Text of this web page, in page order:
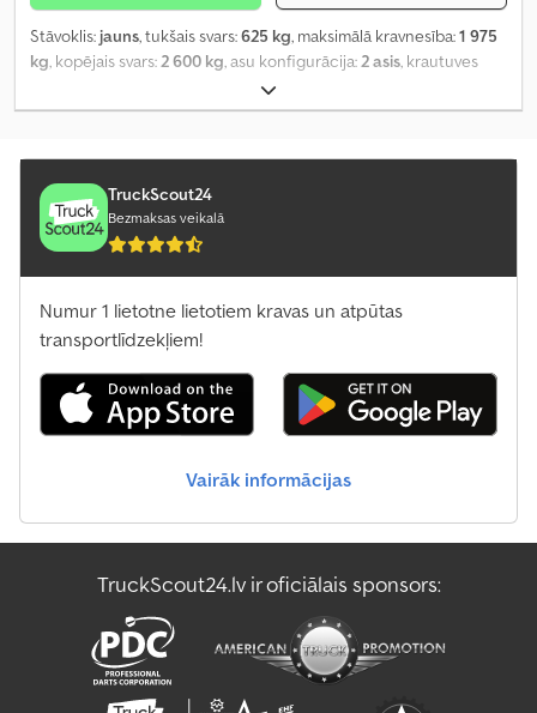
Stāvoklis: jauns, tukšais svars:625 kg, maksimālā kravnesība:1 975
kg , kopējais svars: 2 600 kg , asu konfigurācija: 2 asis , krautuves
, iekraušanas vietas platums:
iekraušanas telpas augstums:2 010 mm, iekraušanas telpas
darba platums:2 150 mm,
TruckScout24
Bezmaksas veikalā
Numur 1 lietotne lietotiem kravas un atpūtas
transportlīdzekļiem!
Vairāk informācijas
TruckScout24.lv ir oficiālais sponsors: